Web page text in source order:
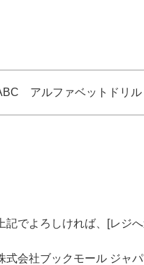
アルファベットドリル
記でよろしければ、[レジ
式会社ブックモール ジャ